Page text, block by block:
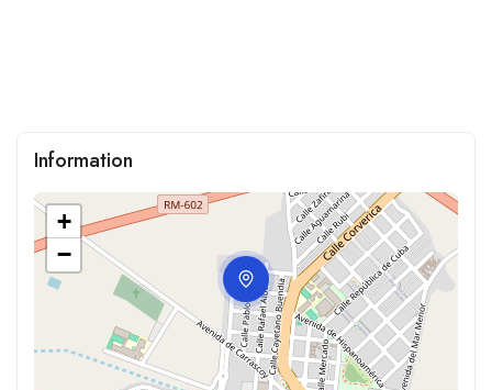
Information
+
−